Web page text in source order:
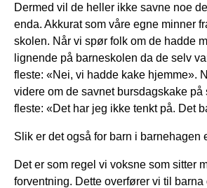
Dermed vil de heller ikke savne noe
enda. Akkurat som våre egne minner
skolen. Når vi spør folk om de hadde
lignende på barneskolen da de selv
fleste: «Nei, vi hadde kake hjemme».
videre om de savnet bursdagskake på
fleste: «Det har jeg ikke tenkt på. Det
Slik er det også for barn i barnehagen
Det er som regel vi voksne som sitter
forventning. Dette overfører vi til barna